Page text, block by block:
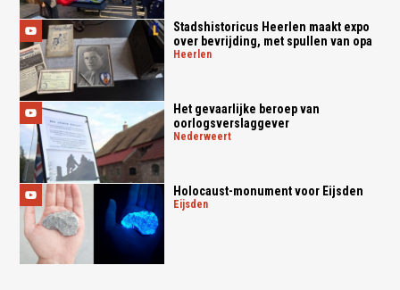
Stadshistoricus Heerlen maakt expo
over bevrijding, met spullen van opa
heerlen
Het gevaarlijke beroep van
oorlogsverslaggever
nederweert
Holocaust-monument voor Eijsden
eijsden